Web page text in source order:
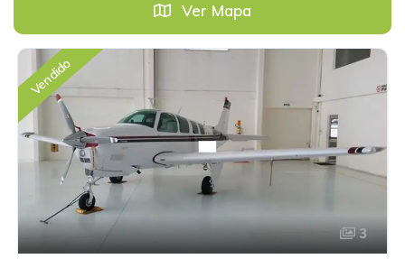
Ver Mapa
Vendido
3